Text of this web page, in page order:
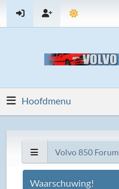
Hoofdmenu
Volvo 850 Forum
Waarschuwing!